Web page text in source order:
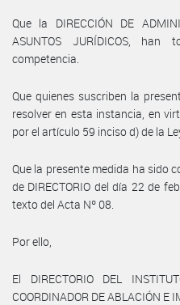
Que la DIRECCIÓN DE
ASUNTOS JURÍDICOS,
competencia.
Que quienes suscriben la
resolver en esta instancia, en
por el artículo 59 inciso d) de la
Que la presente medida ha sido
de DIRECTORIO del día 22 de
texto del Acta Nº 08.
Por ello,
El DIRECTORIO DEL
COORDINADOR DE ABLACIÓN E